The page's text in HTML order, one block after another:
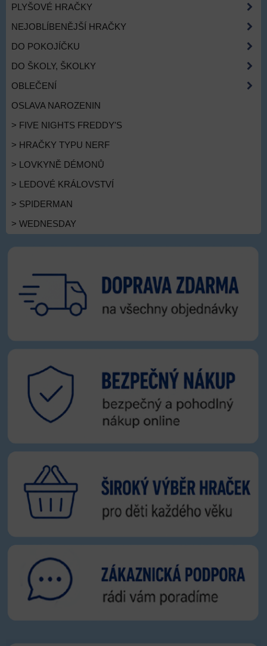
PLYŠOVÉ HRAČKY
NEJOBLÍBENĚJŠÍ HRAČKY
DO POKOJÍČKU
DO ŠKOLY, ŠKOLKY
OBLEČENÍ
OSLAVA NAROZENIN
> FIVE NIGHTS FREDDY'S
> HRAČKY TYPU NERF
> LOVKYNĚ DÉMONŮ
> LEDOVÉ KRÁLOVSTVÍ
> SPIDERMAN
> WEDNESDAY